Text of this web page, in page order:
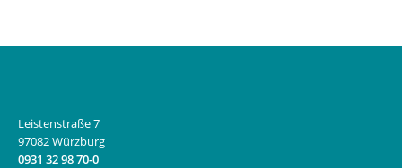
Leistenstraße 7
97082 Würzburg
0931 32 98 70-0